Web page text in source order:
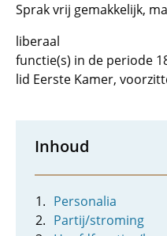
Sprak vrij gemakkelijk,
liberaal
functie(s) in de periode
lid Eerste Kamer,
Inhoud
Personalia
Partij/stroming